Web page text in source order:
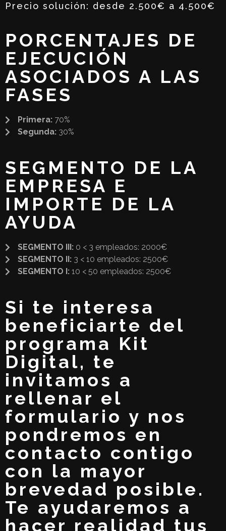
Precio solución: desde 2.500€ a 4.500€
PORCENTAJES DE
EJECUCIÓN
ASOCIADOS A LAS
FASES
Primera: 70%
Segunda: 30%
SEGMENTO DE LA
EMPRESA E
IMPORTE DE LA
AYUDA
SEGMENTO III: 0 < 3 empleados: 2000€
SEGMENTO II: 3 < 10 empleados: 2500€
SEGMENTO I: 10 < 50 empleados: 2500€
Si te interesa
beneficiarte del
programa Kit
Digital, te
invitamos a
rellenar el
formulario y nos
pondremos en
contacto contigo
con la mayor
brevedad posible.
Te ayudaremos a
hacer realidad tus